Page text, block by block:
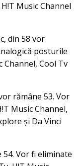
Music Channel
din 58 vor
posturile
Channel, Cool Tv
rămâne 53. Vor
Music Channel,
și Da Vinci
54. Vor fi eliminate